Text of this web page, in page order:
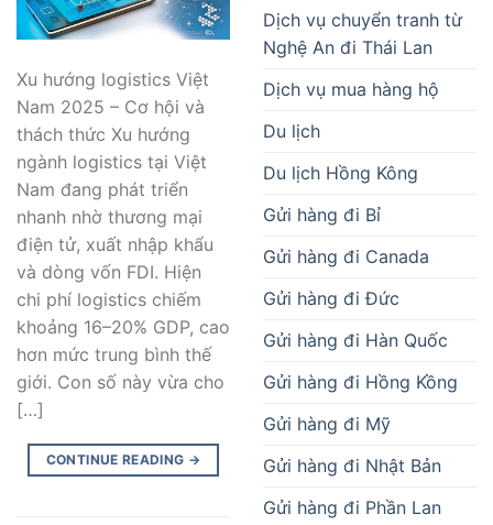
Xu hướng logistics Việt
Nam 2025 – Cơ hội và
thách thức Xu hướng
ngành logistics tại Việt
Nam đang phát triển
nhanh nhờ thương mại
điện tử, xuất nhập khẩu
và dòng vốn FDI. Hiện
chi phí logistics chiếm
khoảng 16–20% GDP, cao
hơn mức trung bình thế
giới. Con số này vừa cho
[…]
CONTINUE READING →
Dịch vụ chuyển tranh từ
Nghệ An đi Thái Lan
Dịch vụ mua hàng hộ
Du lịch
Du lịch Hồng Kông
Gửi hàng đi Bỉ
Gửi hàng đi Canada
Gửi hàng đi Đức
Gửi hàng đi Hàn Quốc
Gửi hàng đi Hồng Kồng
Gửi hàng đi Mỹ
Gửi hàng đi Nhật Bản
Gửi hàng đi Phần Lan